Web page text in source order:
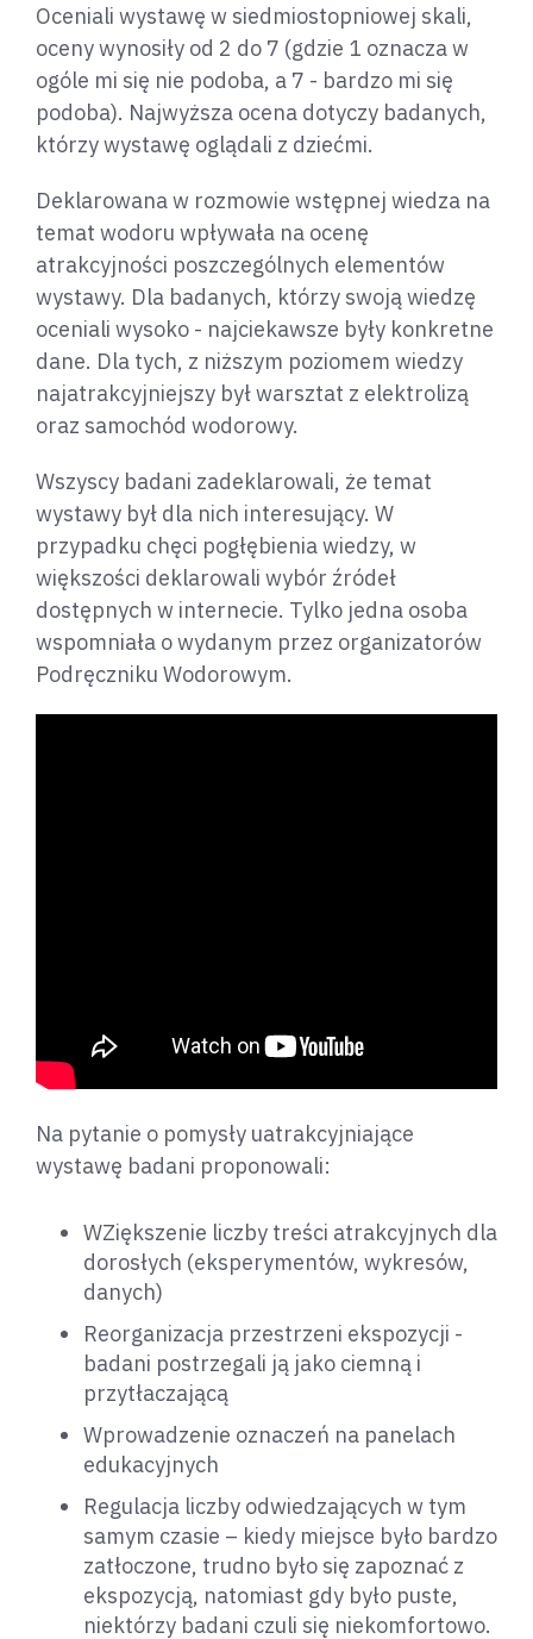
Oceniali wystawę w siedmiostopniowej skali,
oceny wynosiły od 2 do 7 (gdzie 1 oznacza w
ogóle mi się nie podoba, a 7 - bardzo mi się
podoba). Najwyższa ocena dotyczy badanych,
którzy wystawę oglądali z dziećmi.
Deklarowana w rozmowie wstępnej wiedza na
temat wodoru wpływała na ocenę
atrakcyjności poszczególnych elementów
wystawy. Dla badanych, którzy swoją wiedzę
oceniali wysoko - najciekawsze były konkretne
dane. Dla tych, z niższym poziomem wiedzy
najatrakcyjniejszy był warsztat z elektrolizą
oraz samochód wodorowy.
Wszyscy badani zadeklarowali, że temat
wystawy był dla nich interesujący. W
przypadku chęci pogłębienia wiedzy, w
większości deklarowali wybór źródeł
dostępnych w internecie. Tylko jedna osoba
wspomniała o wydanym przez organizatorów
Podręczniku Wodorowym.
Na pytanie o pomysły uatrakcyjniające
wystawę badani proponowali:
WZiększenie liczby treści atrakcyjnych dla
dorosłych (eksperymentów, wykresów,
danych)
Reorganizacja przestrzeni ekspozycji -
badani postrzegali ją jako ciemną i
przytłaczającą
Wprowadzenie oznaczeń na panelach
edukacyjnych
Regulacja liczby odwiedzających w tym
samym czasie – kiedy miejsce było bardzo
zatłoczone, trudno było się zapoznać z
ekspozycją, natomiast gdy było puste,
niektórzy badani czuli się niekomfortowo.